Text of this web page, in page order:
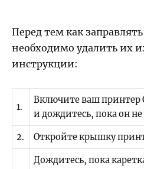
Перед тем как
необходимо удалить их
инструкции:
1.
Включите ваш принтер
и дождитесь, пока он не
2. Откройте крышку
Дождитесь, пока